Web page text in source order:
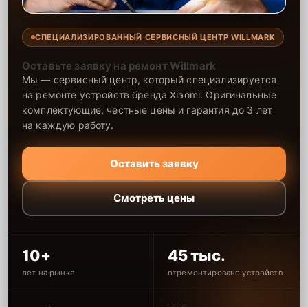
СПЕЦИАЛИЗИРОВАННЫЙ СЕРВИСНЫЙ ЦЕНТР WILLMARK
Оставьте заявку на ремонт Willmark
Мы — сервисный центр, который специализируется
на ремонте устройств бренда Xiaomi. Оригинальные
комплектующие, честные цены и гарантия до 3 лет
на каждую работу.
Оставить заявку
Смотреть цены
10+
лет на рынке
45 тыс.
отремонтировано устройств